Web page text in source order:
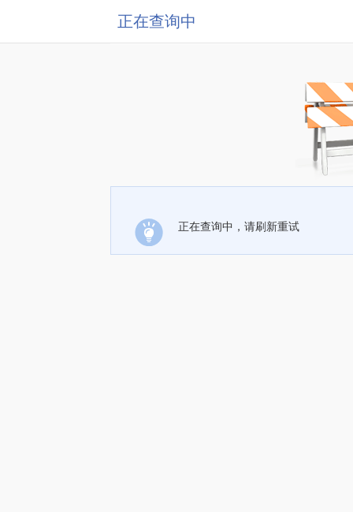
正在查询中
正在查询中，请刷新重试